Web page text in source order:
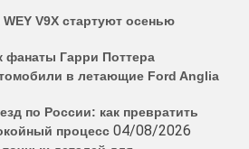
V9X стартуют осенью
фанаты Гарри Поттера
в летающие Ford Anglia
по России: как превратить
процесс 04/08/2026